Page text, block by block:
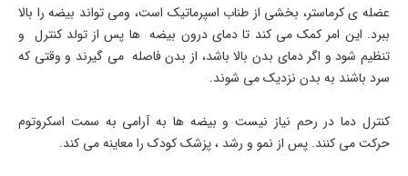
عضله ی کرماستر، بخشی از طناب اسپرماتیک است، ومی تواند بیضه را بالا
ببرد. این امر کمک می کند تا دمای درون بیضه ها پس از تولد کنترل و
تنظیم شود و اگر دمای بدن بالا باشد، از بدن فاصله می گیرند و وقتی که
سرد باشند به بدن نزدیک می شوند.
کنترل دما در رحم نیاز نیست و بیضه ها به آرامی به سمت اسکروتوم
حرکت می کنند. پس از نمو و رشد ، پزشک کودک را معاینه می کند.